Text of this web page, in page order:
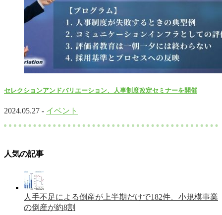
セレクションアンドバリエーション、人事制度改定セミナーを開催
2024.05.27 - イベント
人気の記事
人手不足による倒産が上半期だけで182件、小規模事業
の倒産が約8割